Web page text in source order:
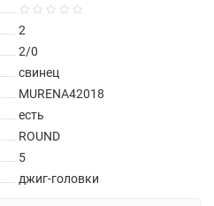
2
2/0
свинец
MURENA42018
есть
ROUND
5
джиг-головки